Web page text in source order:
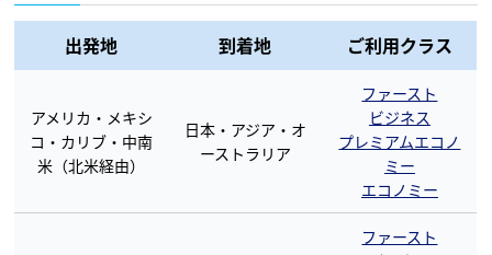
出発地 到着地 ご利用クラス
アメリカ・メキシ
コ・カリブ・中南
米（北米経由）
日本・アジア・オ
ーストラリア
ファースト
ビジネス
プレミアムエコノ
ミー
エコノミー
ファースト